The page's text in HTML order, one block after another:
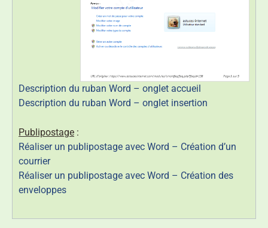
Description du ruban Word – onglet accueil
Description du ruban Word – onglet insertion
Publipostage :
Réaliser un publipostage avec Word – Création d’un
courrier
Réaliser un publipostage avec Word – Création des
enveloppes